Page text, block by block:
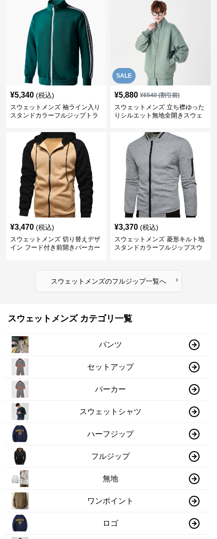
¥5,340 (税込)
スウェットメンズ 袖ライン入り
スタンドカラーフルジップトラ
SALE
¥5,880 ¥6540(割引前)
スウェットメンズ 立ち襟ゆった
りシルエット無地全開きスウェ
¥3,470 (税込)
スウェットメンズ 切り替えデザ
イン フード付き前開きパーカー
¥3,370 (税込)
スウェットメンズ 菱形キルト地
スタンドカラーフルジップスウ
スウェットメンズのフルジップ一覧へ ›
スウェットメンズ カテゴリ一覧
パンツ
セットアップ
パーカー
スウェットシャツ
ハーフジップ
フルジップ
無地
ワンポイント
ロゴ